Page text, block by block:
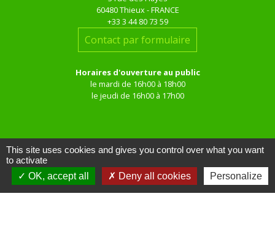
60480 Thieux - FRANCE
+33 3 44 80 73 59
Contact par formulaire
Horaires d'ouverture au public
le mardi de 16h00 à 18h00
le jeudi de 16h00 à 17h00
Liens
This site uses cookies and gives you control over what you want
to activate
OK, accept all
Deny all cookies Personalize